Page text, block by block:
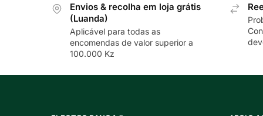
Envios & recolha em loja grátis
(Luanda)
Aplicável para todas as
encomendas de valor superior a
100.000 Kz